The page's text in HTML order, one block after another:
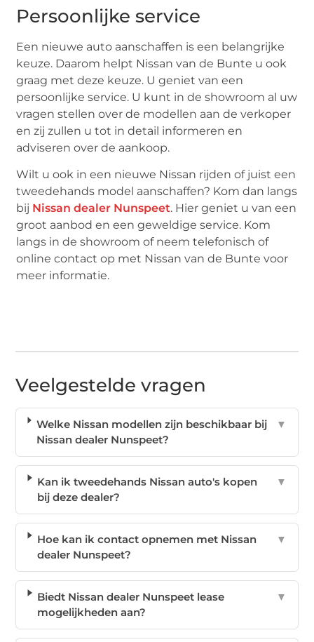
Persoonlijke service
Een nieuwe auto aanschaffen is een belangrijke
keuze. Daarom helpt Nissan van de Bunte u ook
graag met deze keuze. U geniet van een
persoonlijke service. U kunt in de showroom al uw
vragen stellen over de modellen aan de verkoper
en zij zullen u tot in detail informeren en
adviseren over de aankoop.
Wilt u ook in een nieuwe Nissan rijden of juist een
tweedehands model aanschaffen? Kom dan langs
bij Nissan dealer Nunspeet. Hier geniet u van een
groot aanbod en een geweldige service. Kom
langs in de showroom of neem telefonisch of
online contact op met Nissan van de Bunte voor
meer informatie.
Veelgestelde vragen
Welke Nissan modellen zijn beschikbaar bij
Nissan dealer Nunspeet?
▼
Kan ik tweedehands Nissan auto's kopen
bij deze dealer?
▼
Hoe kan ik contact opnemen met Nissan
dealer Nunspeet?
▼
Biedt Nissan dealer Nunspeet lease
mogelijkheden aan?
▼